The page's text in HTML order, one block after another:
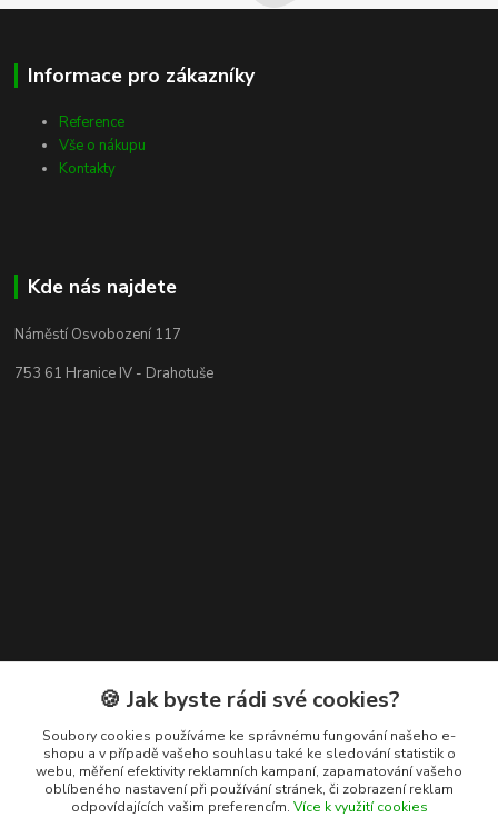
Informace pro zákazníky
Reference
Vše o nákupu
Kontakty
Kde nás najdete
Náměstí Osvobození 117
753 61 Hranice IV - Drahotuše
Kontakty
+420 608 400 554
(Po-Pá, 8-15 hod.)
ekohas@ekohas.cz
🍪 Jak byste rádi své cookies?
Soubory cookies používáme ke správnému fungování našeho e-
shopu a v případě vašeho souhlasu také ke sledování statistik o
webu, měření efektivity reklamních kampaní, zapamatování vašeho
oblíbeného nastavení při používání stránek, či zobrazení reklam
odpovídajících vašim preferencím. Více k využití cookies